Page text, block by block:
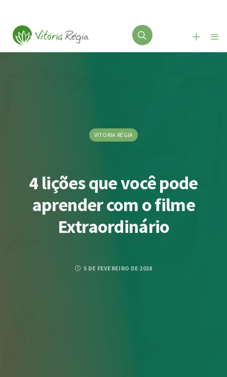
VITORIA RÉGIA
4 lições que você pode
aprender com o filme
Extraordinário
5 DE FEVEREIRO DE 2018